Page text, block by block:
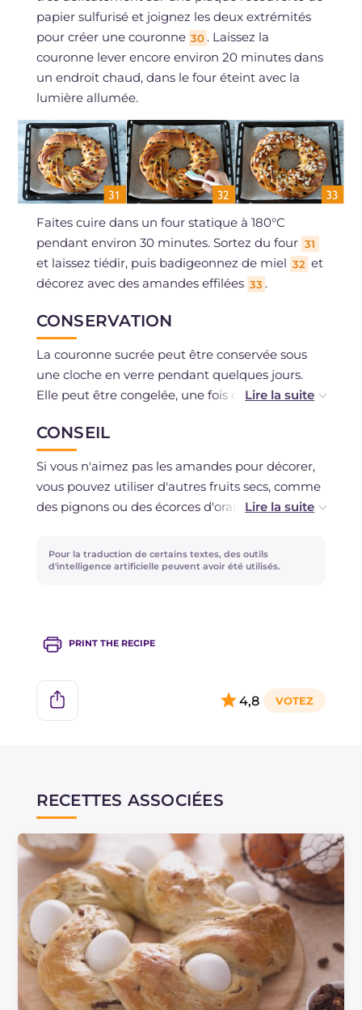
papier sulfurisé et joignez les deux extrémités
pour créer une couronne 30 . Laissez la
couronne lever encore environ 20 minutes dans
un endroit chaud, dans le four éteint avec la
lumière allumée.
Faites cuire dans un four statique à 180°C
pendant environ 30 minutes. Sortez du four 31
et laissez tiédir, puis badigeonnez de miel 32 et
décorez avec des amandes effilées 33 .
CONSERVATION
La couronne sucrée peut être conservée sous
une cloche en verre pendant quelques jours.
Elle peut être congelée, une fois cuite et
CONSEIL
Si vous n'aimez pas les amandes pour décorer,
vous pouvez utiliser d'autres fruits secs, comme
des pignons ou des écorces d'orange confites.
Pour la traduction de certains textes, des outils
d'intelligence artificielle peuvent avoir été utilisés.
PRINT THE RECIPE
4,8
RECETTES ASSOCIÉES